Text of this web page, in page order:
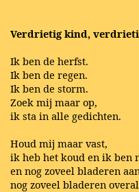
Verdrietig kind,
Ik ben de herfst.
Ik ben de regen.
Ik ben de storm.
Zoek mij maar op,
ik sta in alle gedichten.
Houd mij maar vast,
ik heb het koud en ik ben
en nog zoveel bladeren
nog zoveel bladeren